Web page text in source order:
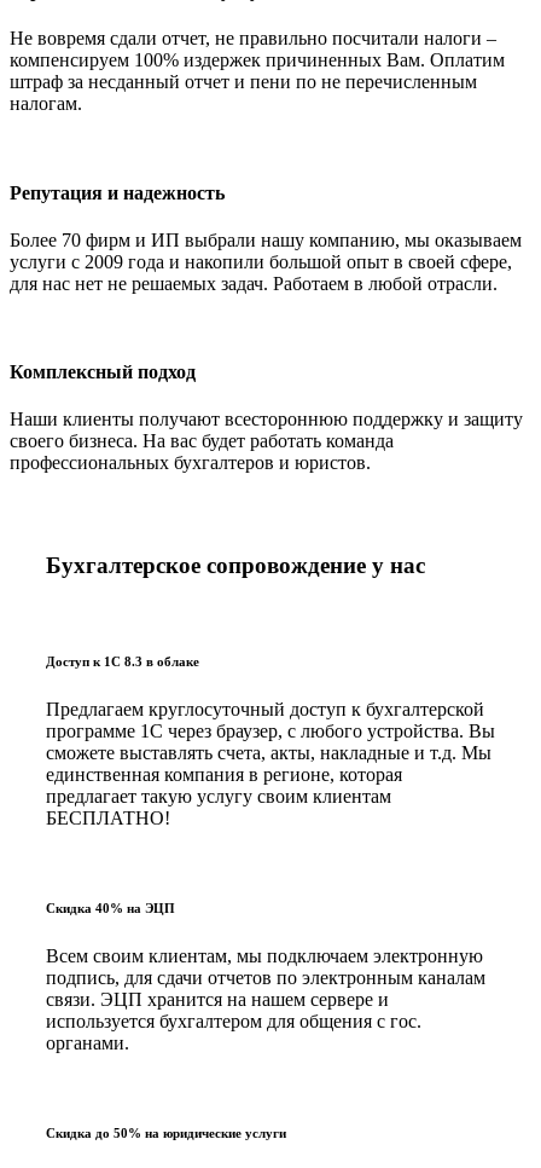
Не вовремя сдали отчет, не правильно посчитали налоги –
компенсируем 100% издержек причиненных Вам. Оплатим
штраф за несданный отчет и пени по не перечисленным
налогам.
Репутация и надежность
Более 70 фирм и ИП выбрали нашу компанию, мы оказываем
услуги с 2009 года и накопили большой опыт в своей сфере,
для нас нет не решаемых задач. Работаем в любой отрасли.
Комплексный подход
Наши клиенты получают всестороннюю поддержку и защиту
своего бизнеса. На вас будет работать команда
профессиональных бухгалтеров и юристов.
Бухгалтерское сопровождение у нас
Доступ к 1С 8.3 в облаке
Предлагаем круглосуточный доступ к бухгалтерской
программе 1С через браузер, с любого устройства. Вы
сможете выставлять счета, акты, накладные и т.д. Мы
единственная компания в регионе, которая
предлагает такую услугу своим клиентам
БЕСПЛАТНО!
Скидка 40% на ЭЦП
Всем своим клиентам, мы подключаем электронную
подпись, для сдачи отчетов по электронным каналам
связи. ЭЦП хранится на нашем сервере и
используется бухгалтером для общения с гос.
органами.
Скидка до 50% на юридические услуги